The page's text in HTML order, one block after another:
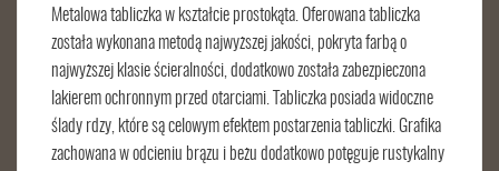
Metalowa tabliczka w kształcie prostokąta. Oferowana tabliczka
została wykonana metodą najwyższej jakości, pokryta farbą o
najwyższej klasie ścieralności, dodatkowo została zabezpieczona
lakierem ochronnym przed otarciami. Tabliczka posiada widoczne
ślady rdzy, które są celowym efektem postarzenia tabliczki. Grafika
zachowana w odcieniu brązu i beżu dodatkowo potęguje rustykalny